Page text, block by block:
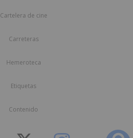
Cartelera de cine
Carreteras
Hemeroteca
Etiquetas
Contenido